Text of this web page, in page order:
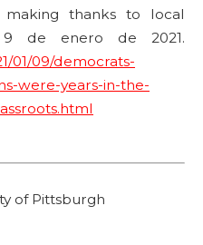
thanks to local
9 de enero de 2021.
01/09/democrats-
were-years-in-the-
of Pittsburgh